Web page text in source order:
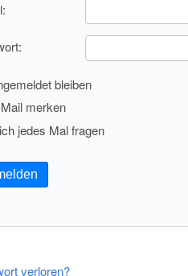
bleiben
merken
jedes Mal fragen
verloren?